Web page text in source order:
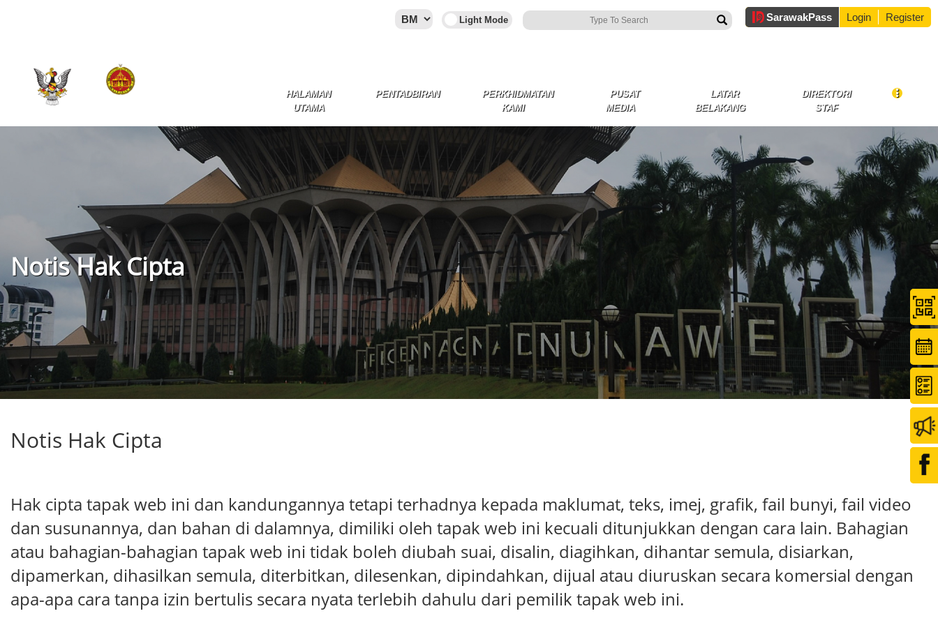
SarawakPass Login Register
HALAMAN
UTAMA
PENTADBIRAN
PERKHIDMATAN
KAMI
PUSAT
MEDIA
LATAR
BELAKANG
DIREKTORI
STAF
Notis Hak Cipta
Notis Hak Cipta
Hak cipta tapak web ini dan kandungannya tetapi terhadnya kepada maklumat, teks, imej, grafik, fail bunyi, fail video
dan susunannya, dan bahan di dalamnya, dimiliki oleh tapak web ini kecuali ditunjukkan dengan cara lain. Bahagian
atau bahagian-bahagian tapak web ini tidak boleh diubah suai, disalin, diagihkan, dihantar semula, disiarkan,
dipamerkan, dihasilkan semula, diterbitkan, dilesenkan, dipindahkan, dijual atau diuruskan secara komersial dengan
apa-apa cara tanpa izin bertulis secara nyata terlebih dahulu dari pemilik tapak web ini.